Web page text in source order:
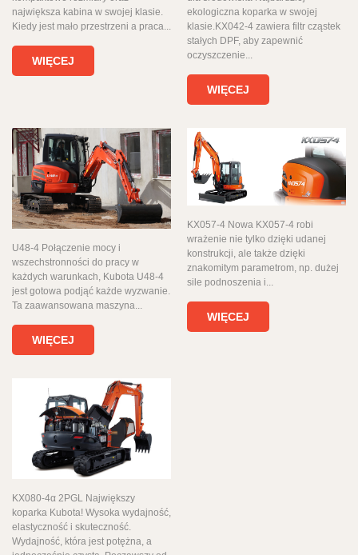
największa kabina w swojej klasie.
Kiedy jest mało przestrzeni a praca...
WIĘCEJ
ekologiczna koparka w swojej
klasie.KX042-4 zawiera filtr cząstek
stałych DPF, aby zapewnić
oczyszczenie...
WIĘCEJ
U48-4 Połączenie mocy i
wszechstronności do pracy w
każdych warunkach, Kubota U48-4
jest gotowa podjąć każde wyzwanie.
Ta zaawansowana maszyna...
WIĘCEJ
KX057-4 Nowa KX057-4 robi
wrażenie nie tylko dzięki udanej
konstrukcji, ale także dzięki
znakomitym parametrom, np. dużej
sile podnoszenia i...
WIĘCEJ
KX080-4α 2PGL Największy
koparka Kubota! Wysoka wydajność,
elastyczność i skuteczność.
Wydajność, która jest potężna, a